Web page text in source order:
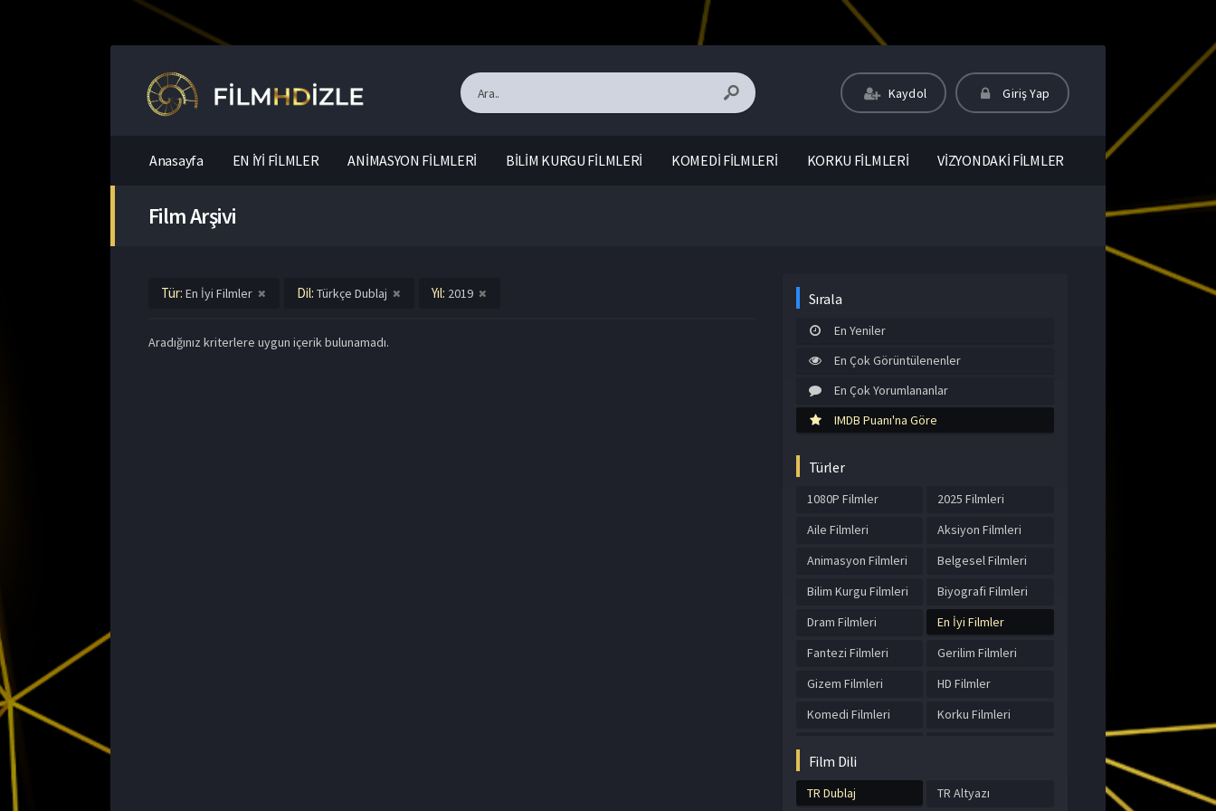
Kaydol Giriş Yap
Anasayfa EN İYİ FİLMLER ANİMASYON FİLMLERİ BİLİM KURGU FİLMLERİ KOMEDİ FİLMLERİ KORKU FİLMLERİ VİZYONDAKİ FİLMLER
Film Arşivi
Tür: En İyi Filmler Dil: Türkçe Dublaj Yıl: 2019
Aradığınız kriterlere uygun içerik bulunamadı.
Sırala
En Yeniler
En Çok Görüntülenenler
En Çok Yorumlananlar
IMDB Puanı'na Göre
Türler
1080P Filmler
2025 Filmleri
Aile Filmleri
Aksiyon Filmleri
Animasyon Filmleri
Belgesel Filmleri
Bilim Kurgu Filmleri
Biyografi Filmleri
Dram Filmleri
En İyi Filmler
Fantezi Filmleri
Gerilim Filmleri
Gizem Filmleri
HD Filmler
Komedi Filmleri
Korku Filmleri
Suç Filmleri
Film Dili
TR Dublaj TR Altyazı